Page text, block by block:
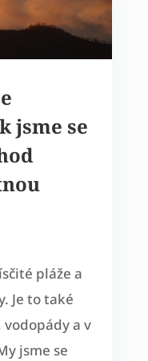
jsme se
pláže a
Je to také
a v
jsme se